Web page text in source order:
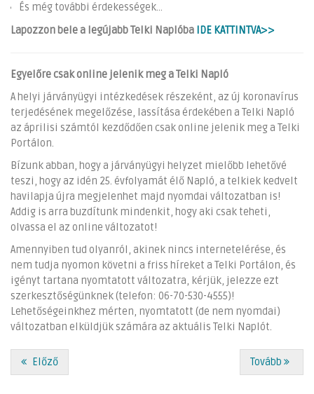
És még további érdekességek...
Lapozzon bele a legújabb Telki Naplóba IDE KATTINTVA>>
Egyelőre csak online jelenik meg a Telki Napló
A helyi járványügyi intézkedések részeként, az új koronavírus
terjedésének megelőzése, lassítása érdekében a Telki Napló
az áprilisi számtól kezdődően csak online jelenik meg a Telki
Portálon.
Bízunk abban, hogy a járványügyi helyzet mielőbb lehetővé
teszi, hogy az idén 25. évfolyamát élő Napló, a telkiek kedvelt
havilapja újra megjelenhet majd nyomdai változatban is!
Addig is arra buzdítunk mindenkit, hogy aki csak teheti,
olvassa el az online változatot!
Amennyiben tud olyanról, akinek nincs internetelérése, és
nem tudja nyomon követni a friss híreket a Telki Portálon, és
igényt tartana nyomtatott változatra, kérjük, jelezze ezt
szerkesztőségünknek (telefon: 06-70-530-4555)!
Lehetőségeinkhez mérten, nyomtatott (de nem nyomdai)
változatban elküldjük számára az aktuális Telki Naplót.
Előző Tovább